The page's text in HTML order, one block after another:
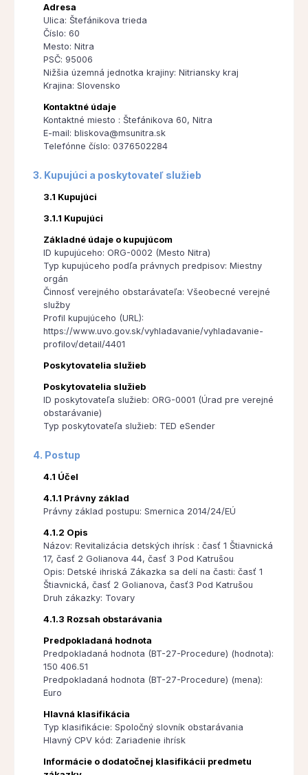
Adresa
Ulica: Štefánikova trieda
Číslo: 60
Mesto: Nitra
PSČ: 95006
Nižšia územná jednotka krajiny: Nitriansky kraj
Krajina: Slovensko
Kontaktné údaje
Kontaktné miesto : Štefánikova 60, Nitra
E-mail: bliskova@msunitra.sk
Telefónne číslo: 0376502284
3. Kupujúci a poskytovateľ služieb
3.1 Kupujúci
3.1.1 Kupujúci
Základné údaje o kupujúcom
ID kupujúceho: ORG-0002 (Mesto Nitra)
Typ kupujúceho podľa právnych predpisov: Miestny
orgán
Činnosť verejného obstarávateľa: Všeobecné verejné
služby
Profil kupujúceho (URL):
https://www.uvo.gov.sk/vyhladavanie/vyhladavanie-
profilov/detail/4401
Poskytovatelia služieb
Poskytovatelia služieb
ID poskytovateľa služieb: ORG-0001 (Úrad pre verejné
obstarávanie)
Typ poskytovateľa služieb: TED eSender
4. Postup
4.1 Účel
4.1.1 Právny základ
Právny základ postupu: Smernica 2014/24/EÚ
4.1.2 Opis
Názov: Revitalizácia detských ihrísk : časť 1 Štiavnická
17, časť 2 Golianova 44, časť 3 Pod Katrušou
Opis: Detské ihriská Zákazka sa delí na časti: časť 1
Štiavnická, časť 2 Golianova, časť3 Pod Katrušou
Druh zákazky: Tovary
4.1.3 Rozsah obstarávania
Predpokladaná hodnota
Predpokladaná hodnota (BT-27-Procedure) (hodnota):
150 406.51
Predpokladaná hodnota (BT-27-Procedure) (mena):
Euro
Hlavná klasifikácia
Typ klasifikácie: Spoločný slovník obstarávania
Hlavný CPV kód: Zariadenie ihrísk
Informácie o dodatočnej klasifikácii predmetu